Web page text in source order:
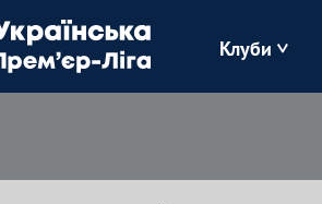
Клуби
Зоря